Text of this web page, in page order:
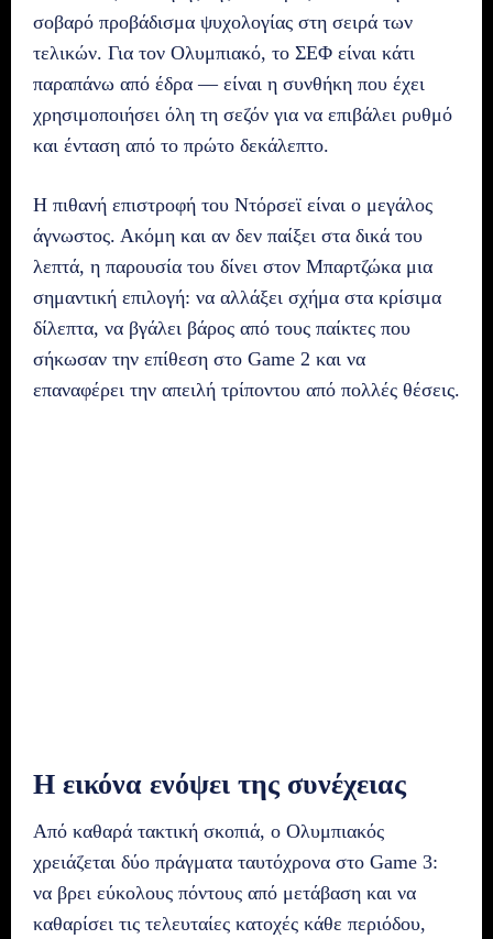
σοβαρό προβάδισμα ψυχολογίας στη σειρά των
τελικών. Για τον Ολυμπιακό, το ΣΕΦ είναι κάτι
παραπάνω από έδρα — είναι η συνθήκη που έχει
χρησιμοποιήσει όλη τη σεζόν για να επιβάλει ρυθμό
και ένταση από το πρώτο δεκάλεπτο.
Η πιθανή επιστροφή του Ντόρσεϊ είναι ο μεγάλος
άγνωστος. Ακόμη και αν δεν παίξει στα δικά του
λεπτά, η παρουσία του δίνει στον Μπαρτζώκα μια
σημαντική επιλογή: να αλλάξει σχήμα στα κρίσιμα
δίλεπτα, να βγάλει βάρος από τους παίκτες που
σήκωσαν την επίθεση στο Game 2 και να
επαναφέρει την απειλή τρίποντου από πολλές θέσεις.
Η εικόνα ενόψει της συνέχειας
Από καθαρά τακτική σκοπιά, ο Ολυμπιακός
χρειάζεται δύο πράγματα ταυτόχρονα στο Game 3:
να βρει εύκολους πόντους από μετάβαση και να
καθαρίσει τις τελευταίες κατοχές κάθε περιόδου,